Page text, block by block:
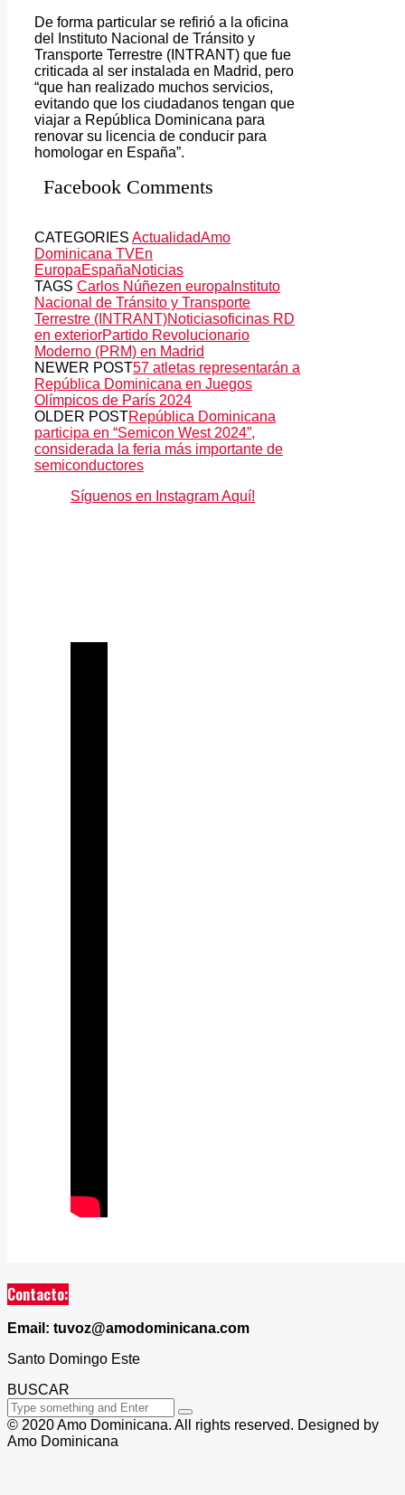
De forma particular se refirió a la oficina
del Instituto Nacional de Tránsito y
Transporte Terrestre (INTRANT) que fue
criticada al ser instalada en Madrid, pero
“que han realizado muchos servicios,
evitando que los ciudadanos tengan que
viajar a República Dominicana para
renovar su licencia de conducir para
homologar en España”.
Facebook Comments
CATEGORIES ActualidadAmo
Dominicana TVEn
EuropaEspañaNoticias
TAGS Carlos Núñezen europa Instituto
Nacional de Tránsito y Transporte
Terrestre (INTRANT)Noticiasoficinas RD
en exteriorPartido Revolucionario
Moderno (PRM) en Madrid
NEWER POST57 atletas representarán a
República Dominicana en Juegos
Olímpicos de París 2024
OLDER POSTRepública Dominicana
participa en “Semicon West 2024”,
considerada la feria más importante de
semiconductores
Síguenos en Instagram Aquí!
Contacto:
Email: tuvoz@amodominicana.com
Santo Domingo Este
BUSCAR
© 2020 Amo Dominicana. All rights reserved. Designed by
Amo Dominicana